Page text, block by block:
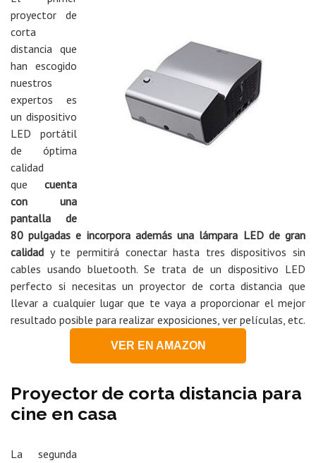
proyector de
corta
distancia que
han escogido
nuestros
expertos es
un dispositivo
LED portátil
de óptima
calidad
que cuenta
con una
pantalla de
80 pulgadas e incorpora además una lámpara LED de gran
calidad y te permitirá conectar hasta tres dispositivos sin
cables usando bluetooth. Se trata de un dispositivo LED
perfecto si necesitas un proyector de corta distancia que
llevar a cualquier lugar que te vaya a proporcionar el mejor
resultado posible para realizar exposiciones, ver películas, etc.
VER EN AMAZON
Proyector de corta distancia para
cine en casa
La segunda